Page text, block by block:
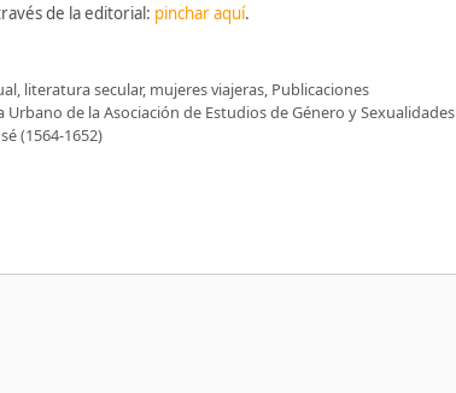
de la editorial: pinchar aquí.
, literatura secular, mujeres viajeras, Publicaciones
de la Asociación de Estudios de Género y Sexualidades
(1564-1652)